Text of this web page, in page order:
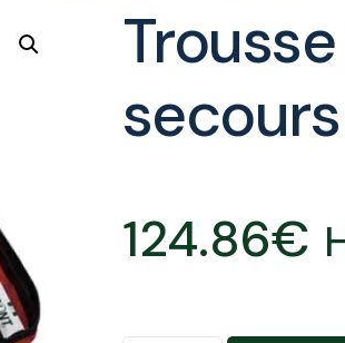
Nos produits
Loi Handicap
Calcul de
secours
124.86€